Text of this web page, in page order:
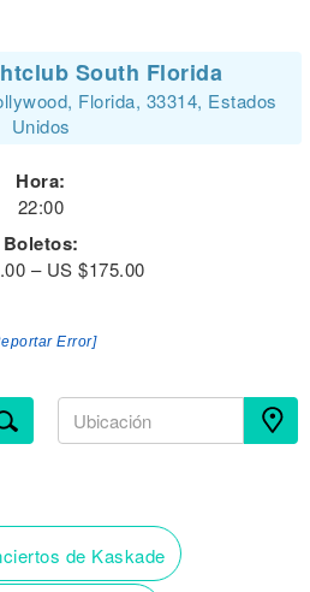
South Florida
Florida, 33314, Estados
Unidos
Hora:
22:00
Boletos:
– US $175.00
Error]
de Kaskade